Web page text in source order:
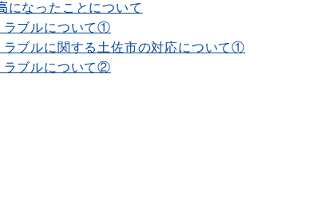
になったことについて
ラブルについて①
ブルに関する土佐市の対応について①
ラブルについて②